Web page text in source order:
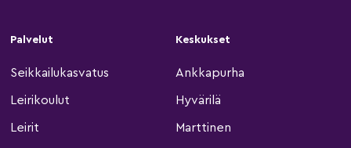
Palvelut
Seikkailukasvatus
Leirikoulut
Leirit
Keskukset
Ankkapurha
Hyvärilä
Marttinen